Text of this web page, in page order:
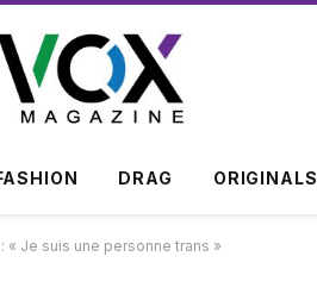
DRAG ORIGINALS
Je suis une personne trans »